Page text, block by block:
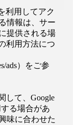
利用してアク
情報は、サー
提供される場
利用方法につ
ads）をご参
して、Google
る場合があ
味に合わせた